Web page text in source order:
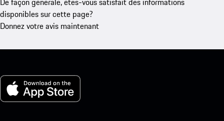
disponibles sur cette page?
Donnez votre avis maintenant